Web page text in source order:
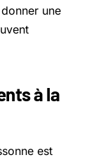
une
à la
est